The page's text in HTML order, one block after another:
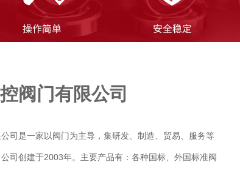
阀门有限公司
司是一家以阀门为主导，集研发、制造、贸易、服务等
司创建于2003年。主要产品有：各种国标、外国标准阀